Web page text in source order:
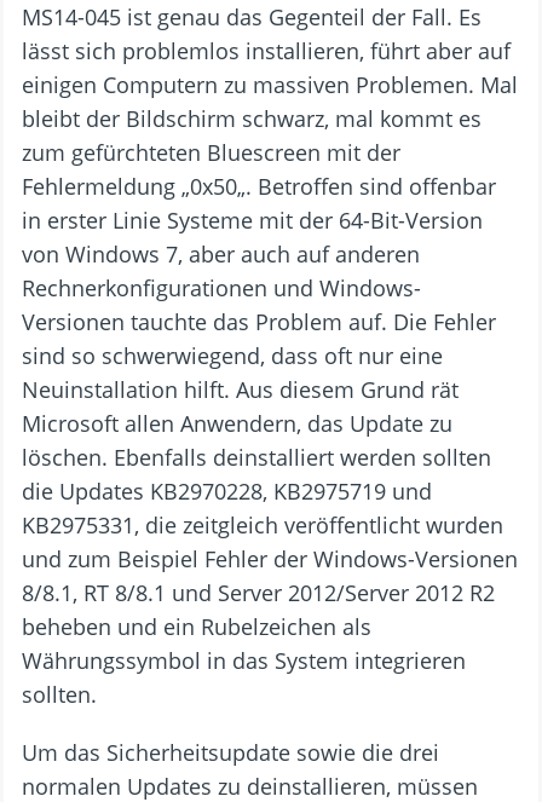
MS14-045 ist genau das Gegenteil der Fall. Es
lässt sich problemlos installieren, führt aber auf
einigen Computern zu massiven Problemen. Mal
bleibt der Bildschirm schwarz, mal kommt es
zum gefürchteten Bluescreen mit der
Fehlermeldung „0x50„. Betroffen sind offenbar
in erster Linie Systeme mit der 64-Bit-Version
von Windows 7, aber auch auf anderen
Rechnerkonfigurationen und Windows-
Versionen tauchte das Problem auf. Die Fehler
sind so schwerwiegend, dass oft nur eine
Neuinstallation hilft. Aus diesem Grund rät
Microsoft allen Anwendern, das Update zu
löschen. Ebenfalls deinstalliert werden sollten
die Updates KB2970228, KB2975719 und
KB2975331, die zeitgleich veröffentlicht wurden
und zum Beispiel Fehler der Windows-Versionen
8/8.1, RT 8/8.1 und Server 2012/Server 2012 R2
beheben und ein Rubelzeichen als
Währungssymbol in das System integrieren
sollten.
Um das Sicherheitsupdate sowie die drei
normalen Updates zu deinstallieren, müssen